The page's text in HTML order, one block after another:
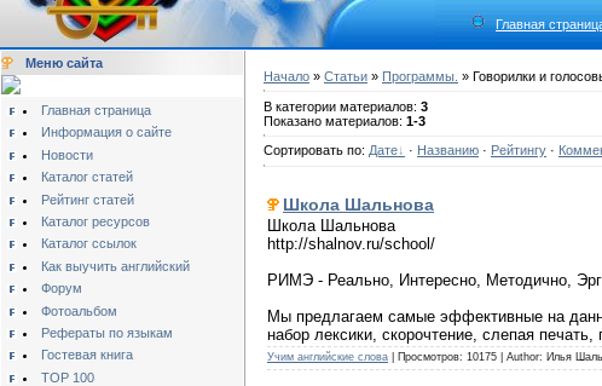
Главная
Меню сайта
Главная страница
Информация о сайте
Новости
Каталог статей
Рейтинг статей
Каталог ресурсов
Каталог ссылок
Как выучить английский
Форум
Фотоальбом
Рефераты по языкам
Гостевая книга
TOP 100
Начало » Статьи » Программы. » Говорилки и
В категории материалов: 3
Показано материалов: 1-3
Сортировать по: Дате · Названию · Рейтингу ·
Школа Шальнова
Школа Шальнова
http://shalnov.ru/school/
РИМЭ - Реально, Интересно, Методично,
Мы предлагаем самые эффективные на
набор лексики, скорочтение, слепая
Учим английские слова | Просмотров: 10175 | Author: Илья